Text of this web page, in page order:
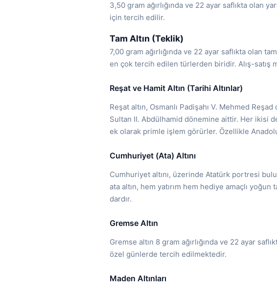
3,50 gram ağırlığında ve 22 ayar saflıkta olan
için tercih edilir.
Tam Altın (Teklik)
7,00 gram ağırlığında ve 22 ayar saflıkta olan
en çok tercih edilen türlerden biridir. Alış-satış
Reşat ve Hamit Altın (Tarihi Altınlar)
Reşat altın, Osmanlı Padişahı V. Mehmed
Sultan II. Abdülhamid dönemine aittir. Her ikisi
ek olarak primle işlem görürler. Özellikle
Cumhuriyet (Ata) Altını
Cumhuriyet altını, üzerinde Atatürk portresi
ata altın, hem yatırım hem hediye amaçlı
dardır.
Gremse Altın
Gremse altın 8 gram ağırlığında ve 22 ayar
özel günlerde tercih edilmektedir.
Maden Altınları